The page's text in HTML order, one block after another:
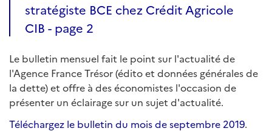
stratégiste BCE chez Crédit Agricole
CIB - page 2
Le bulletin mensuel fait le point sur l'actualité de
l'Agence France Trésor (édito et données générales de
la dette) et offre à des économistes l'occasion de
présenter un éclairage sur un sujet d'actualité.
Téléchargez le bulletin du mois de septembre 2019.